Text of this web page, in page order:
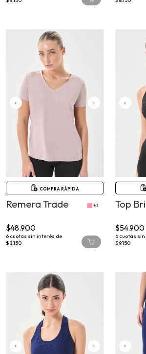
COMPRA RÁPIDA
Remera Trade
6cuotas sin interés de
$8.150
Top
6cuotas sin
$9.150